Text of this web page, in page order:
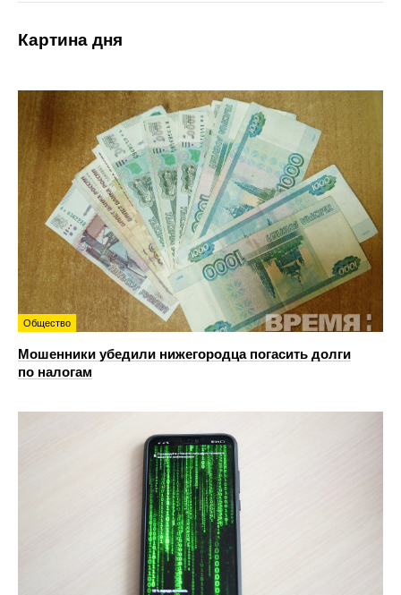
Картина дня
Общество
Мошенники убедили нижегородца погасить долги
по налогам